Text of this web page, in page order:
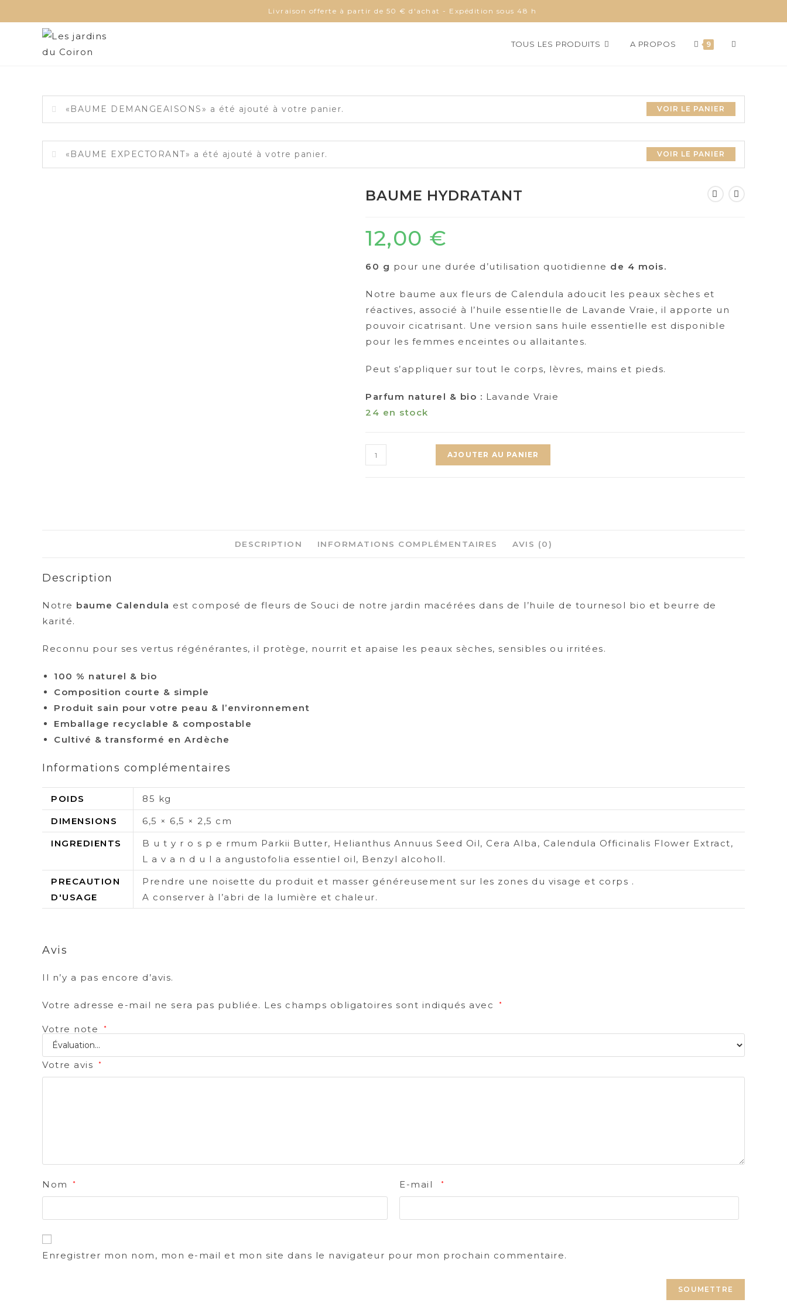
to
Livraison offerte à partir de 50 € d'achat - Expédition sous 48 h
TOUS LES PRODUITS A PROPOS 9 TOGGLE
VOIR LE PANIER
«BAUME DEMANGEAISONS» a été ajouté à votre panier.
VOIR LE PANIER
«BAUME EXPECTORANT» a été ajouté à votre panier.
BAUME HYDRATANT
12,00 €
60 g pour une durée d’utilisation quotidienne de 4 mois.
Notre baume aux fleurs de Calendula adoucit les peaux sèches et
réactives, associé à l’huile essentielle de Lavande Vraie, il apporte un
pouvoir cicatrisant. Une version sans huile essentielle est disponible
pour les femmes enceintes ou allaitantes.
Peut s’appliquer sur tout le corps, lèvres, mains et pieds.
Parfum naturel & bio : Lavande Vraie
24 en stock
quantité
de
AJOUTER AU PANIER
DESCRIPTION INFORMATIONS COMPLÉMENTAIRES AVIS (0)
Description
Notre baume Calendula est composé de fleurs de Souci de notre jardin macérées dans de l’huile de tournesol bio et beurre de
karité.
Reconnu pour ses vertus régénérantes, il protège, nourrit et apaise les peaux sèches, sensibles ou irritées.
100 % naturel & bio
Composition courte & simple
Produit sain pour votre peau & l’environnement
Emballage recyclable & compostable
Cultivé & transformé en Ardèche
Informations complémentaires
POIDS
85 kg
DIMENSIONS
6,5 × 6,5 × 2,5 cm
INGREDIENTS
B u t y r o s p e rmum Parkii Butter, Helianthus Annuus Seed Oil, Cera Alba, Calendula Officinalis Flower Extract,
L a v a n d u l a angustofolia essentiel oil, Benzyl alcoholl.
PRECAUTION
D'USAGE
Prendre une noisette du produit et masser généreusement sur les zones du visage et corps .
A conserver à l’abri de la lumière et chaleur.
Avis
Il n’y a pas encore d’avis.
Votre adresse e-mail ne sera pas publiée. Les champs obligatoires sont indiqués avec *
Votre note *
Votre avis *
Nom * E-mail *
Enregistrer mon nom, mon e-mail et mon site dans le navigateur pour mon prochain commentaire.